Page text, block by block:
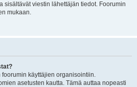
sisältävät viestin lähettäjän tiedot. Foorumin
mukaan.
käyttäjien organisointiin.
asetusten kautta. Tämä auttaa nopeasti